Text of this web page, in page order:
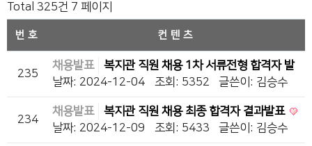
Total 325건 7 페이지
번호 컨텐츠
235
채용발표
복지관 직원 채용 1차 서류전형 합격자 발
표(2024-16차)
날짜: 2024-12-04 조회: 5352 글쓴이: 김승수
234
채용발표
복지관 직원 채용 최종 합격자 결과발표
날짜: 2024-12-09
조회: 5433 글쓴이: 김승수